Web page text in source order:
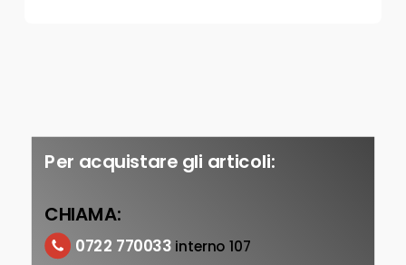
Per acquistare gli articoli:
CHIAMA:
0722 770033 interno 107